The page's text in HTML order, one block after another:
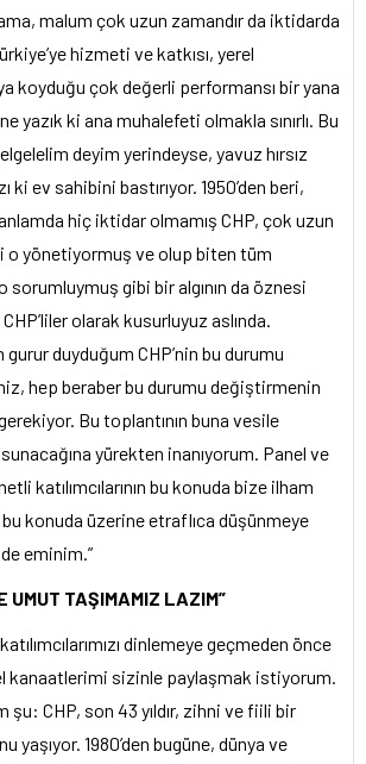
malum çok uzun zamandır da iktidarda
hizmeti ve katkısı, yerel
koyduğu çok değerli performansı bir yana
yazık ki ana muhalefeti olmakla sınırlı. Bu
deyim yerindeyse, yavuz hırsız
ki ev sahibini bastırıyor. 1950’den beri,
hiç iktidar olmamış CHP, çok uzun
o yönetiyormuş ve olup biten tüm
sorumluymuş gibi bir algının da öznesi
CHP’liler olarak kusurluyuz aslında.
duyduğum CHP’nin bu durumu
hep beraber bu durumu değiştirmenin
Bu toplantının buna vesile
yürekten inanıyorum. Panel ve
katılımcılarının bu konuda bize ilham
konuda üzerine etraflıca düşünmeye
eminim.”
UMUT TAŞIMAMIZ LAZIM”
dinlemeye geçmeden önce
kanaatlerimi sizinle paylaşmak istiyorum.
CHP, son 43 yıldır, zihni ve fiili bir
yaşıyor. 1980’den bugüne, dünya ve